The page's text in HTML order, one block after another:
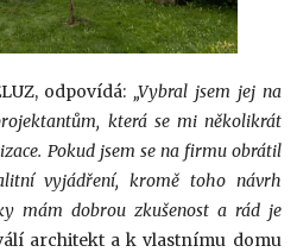
odpovídá: „Vybral jsem jej na
která se mi několikrát
Pokud jsem se na firmu obrátil
vyjádření, kromě toho návrh
mám dobrou zkušenost a rád je
architekt a k vlastnímu domu